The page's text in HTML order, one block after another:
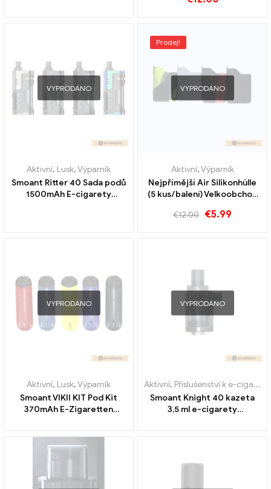
VYPRODÁNO
Aktivní, Lusk,Výparník
Smoant Ritter 40 Sada podů
1500mAh E-cigarety
Prodej!
VYPRODÁNO
Aktivní,Výparník
Nejpřímější Air Silikonhülle
(5 kus/balení) Velkoobchod
€12.00 €5.99
VYPRODÁNO
Aktivní, Lusk,Výparník
Smoant VIKII KIT Pod Kit
370mAh E-Zigaretten
VYPRODÁNO
Aktivní, Příslušenství k e-cigaretám
Smoant Knight 40 kazeta
3,5 ml e-cigarety